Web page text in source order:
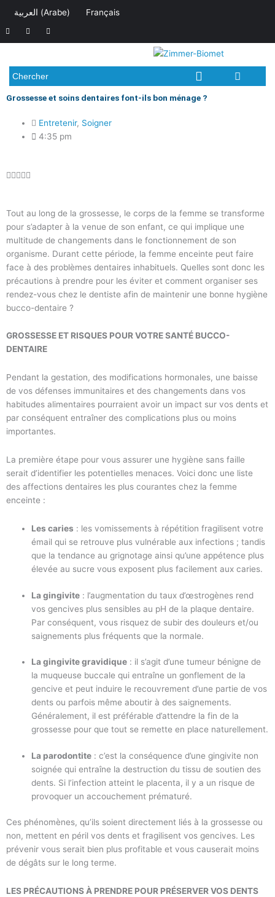
contenu
العربية (Arabe) Français
F
a
c
-
I
n
s
a
m
L
i
n
n
Chercher
Grossesse et soins dentaires font-ils bon ménage ?
Entretenir, Soigner
4:35 pm

5
Tout au long de la grossesse, le corps de la femme se transforme
pour s’adapter à la venue de son enfant, ce qui implique une
multitude de changements dans le fonctionnement de son
organisme. Durant cette période, la femme enceinte peut faire
face à des problèmes dentaires inhabituels. Quelles sont donc les
précautions à prendre pour les éviter et comment organiser ses
rendez-vous chez le dentiste afin de maintenir une bonne hygiène
bucco-dentaire ?
GROSSESSE ET RISQUES POUR VOTRE SANTÉ BUCCO-
DENTAIRE
Pendant la gestation, des modifications hormonales, une baisse
de vos défenses immunitaires et des changements dans vos
habitudes alimentaires pourraient avoir un impact sur vos dents et
par conséquent entraîner des complications plus ou moins
importantes.
La première étape pour vous assurer une hygiène sans faille
serait d’identifier les potentielles menaces. Voici donc une liste
des affections dentaires les plus courantes chez la femme
enceinte :
Les caries : les vomissements à répétition fragilisent votre
émail qui se retrouve plus vulnérable aux infections ; tandis
que la tendance au grignotage ainsi qu’une appétence plus
élevée au sucre vous exposent plus facilement aux caries.
La gingivite : l’augmentation du taux d’œstrogènes rend
vos gencives plus sensibles au pH de la plaque dentaire.
Par conséquent, vous risquez de subir des douleurs et/ou
saignements plus fréquents que la normale.
La gingivite gravidique : il s’agit d’une tumeur bénigne de
la muqueuse buccale qui entraîne un gonflement de la
gencive et peut induire le recouvrement d’une partie de vos
dents ou parfois même aboutir à des saignements.
Généralement, il est préférable d’attendre la fin de la
grossesse pour que tout se remette en place naturellement.
La parodontite : c’est la conséquence d’une gingivite non
soignée qui entraîne la destruction du tissu de soutien des
dents. Si l’infection atteint le placenta, il y a un risque de
provoquer un accouchement prématuré.
Ces phénomènes, qu’ils soient directement liés à la grossesse ou
non, mettent en péril vos dents et fragilisent vos gencives. Les
prévenir vous serait bien plus profitable et vous causerait moins
de dégâts sur le long terme.
LES PRÉCAUTIONS À PRENDRE POUR PRÉSERVER VOS DENTS